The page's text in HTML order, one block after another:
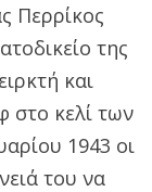
Περρίκος
της
και
στο κελί των
1943 οι
του να